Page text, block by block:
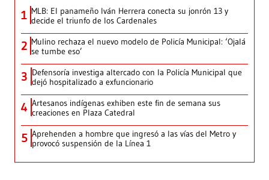
1 MLB: El panameño Iván Herrera conecta su jonrón 13 y
decide el triunfo de los Cardenales
2 Mulino rechaza el nuevo modelo de Policía Municipal: ‘Ojalá
se tumbe eso’
3 Defensoría investiga altercado con la Policía Municipal que
dejó hospitalizado a exfuncionario
4 Artesanos indígenas exhiben este fin de semana sus
creaciones en Plaza Catedral
5 Aprehenden a hombre que ingresó a las vías del Metro y
provocó suspensión de la Línea 1